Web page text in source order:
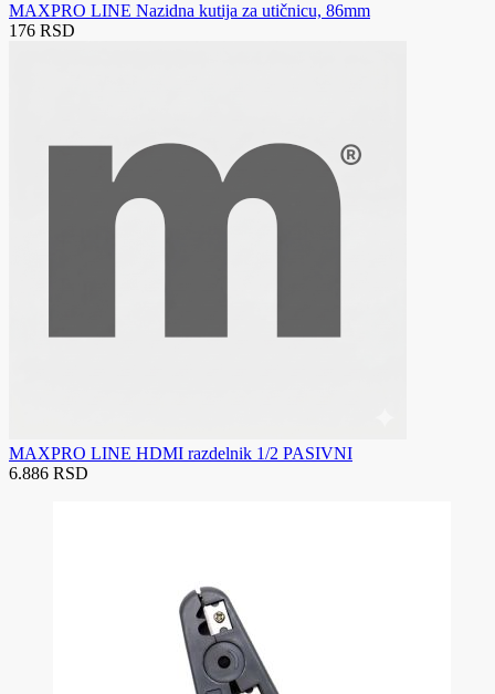
MAXPRO LINE Nazidna kutija za utičnicu, 86mm
176 RSD
MAXPRO LINE HDMI razdelnik 1/2 PASIVNI
6.886 RSD